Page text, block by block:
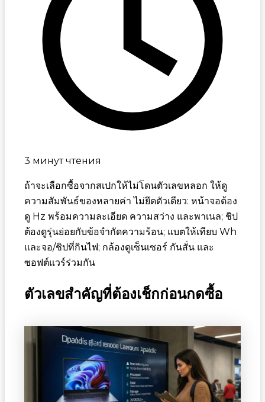
3 минут чтения
ถ้าจะเลือกซื้อจากสเปกให้ไม่โดนตัวเลขหลอก ให้ดู
ความสัมพันธ์ของหลายค่า ไม่ยึดตัวเดียว: หน้าจอต้อง
ดู Hz พร้อมความละเอียด ความสว่าง และพาเนล; ชิป
ต้องดูรุ่นย่อยกับข้อจำกัดความร้อน; แบตให้เทียบ Wh
และจอ/ชิปที่กินไฟ; กล้องดูเซ็นเซอร์ กันสั่น และ
ซอฟต์แวร์ร่วมกัน
ตัวเลขสำคัญที่ต้องเช็กก่อนกดซื้อ